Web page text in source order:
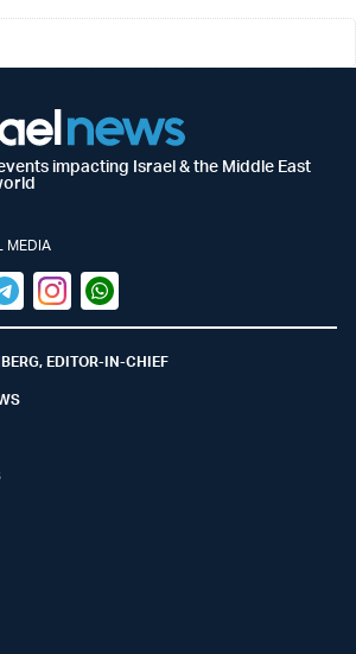
impacting Israel & the Middle East
MEDIA
(X)InstagramWhatsapp
EDITOR-IN-CHIEF